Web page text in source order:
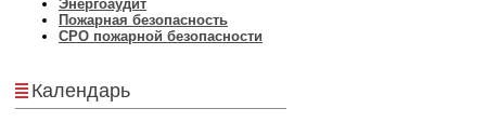
Энергоаудит
Пожарная безопасность
СРО пожарной безопасности
Календарь